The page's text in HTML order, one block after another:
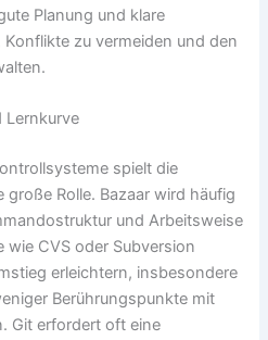
Planung und klare
Konflikte zu vermeiden und den
Lernkurve
spielt die
Rolle. Bazaar wird häufig
und Arbeitsweise
wie CVS oder Subversion
erleichtern, insbesondere
Berührungspunkte mit
Git erfordert oft eine